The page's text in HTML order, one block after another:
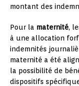
montant des
Pour la maternité,
à une allocation
indemnités
maternité a été
la possibilité de
dispositifs